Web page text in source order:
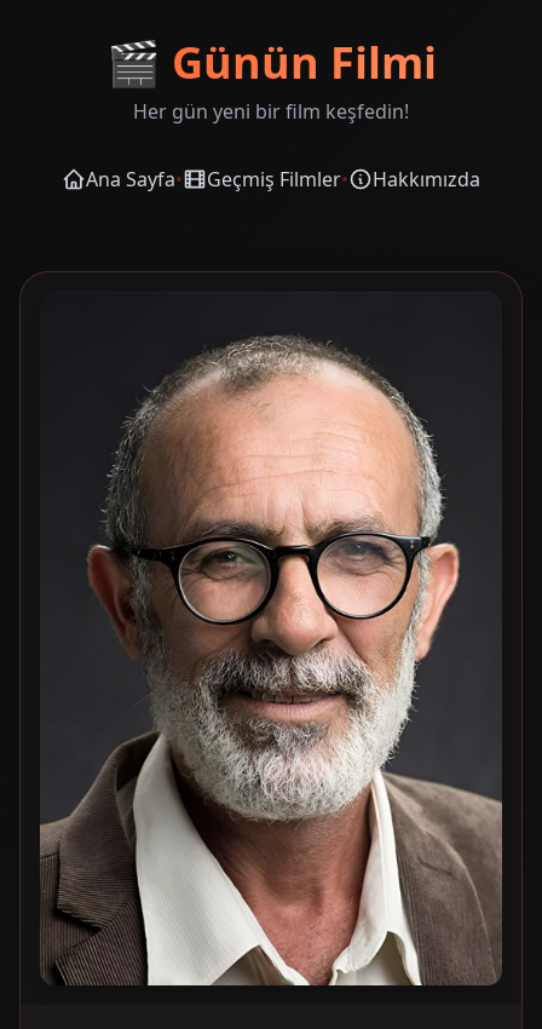
🎬 Günün Filmi
Her gün yeni bir film keşfedin!
Ana Sayfa• Geçmiş Filmler• Hakkımızda